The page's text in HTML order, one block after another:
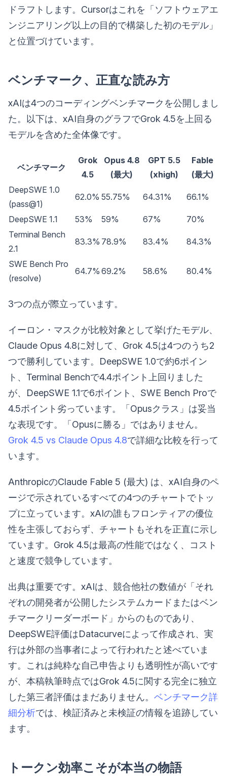
ドラフトします。Cursorはこれを「ソフトウェアエ
ンジニアリング以上の目的で構築した初のモデル」
と位置づけています。
ベンチマーク、正直な読み方
xAIは4つのコーディングベンチマークを公開しまし
た。以下は、xAI自身のグラフでGrok 4.5を上回る
モデルを含めた全体像です。
ベンチマーク
Grok
4.5
Opus 4.8
(最大)
GPT 5.5
(xhigh)
Fable
(最大)
DeepSWE 1.0
(pass@1)
62.0% 55.75% 64.31% 66.1%
DeepSWE 1.1 53% 59% 67%
70%
Terminal Bench
2.1
83.3% 78.9% 83.4% 84.3%
SWE Bench Pro
(resolve)
64.7% 69.2% 58.6% 80.4%
3つの点が際立っています。
イーロン・マスクが比較対象として挙げたモデル、
Claude Opus 4.8に対して、Grok 4.5は4つのうち2
つで勝利しています。DeepSWE 1.0で約6ポイン
ト、Terminal Benchで4.4ポイント上回りました
が、DeepSWE 1.1で6ポイント、SWE Bench Proで
4.5ポイント劣っています。「Opusクラス」は妥当
な表現です。「Opusに勝る」ではありません。
Grok 4.5 vs Claude Opus 4.8で詳細な比較を行って
います。
AnthropicのClaude Fable 5 (最大) は、xAI自身のペ
ージで示されているすべての4つのチャートでトッ
プに立っています。xAIの誰もフロンティアの優位
性を主張しておらず、チャートもそれを正直に示し
ています。Grok 4.5は最高の性能ではなく、コスト
と速度で競争しています。
出典は重要です。xAIは、競合他社の数値が「それ
ぞれの開発者が公開したシステムカードまたはベン
チマークリーダーボード」からのものであり、
DeepSWE評価はDatacurveによって作成され、実
行は外部の当事者によって行われたと述べていま
す。これは純粋な自己申告よりも透明性が高いです
が、本稿執筆時点ではGrok 4.5に関する完全に独立
した第三者評価はまだありません。 ベンチマーク詳
細分析では、検証済みと未検証の情報を追跡してい
ます。
トークン効率こそが本当の物語